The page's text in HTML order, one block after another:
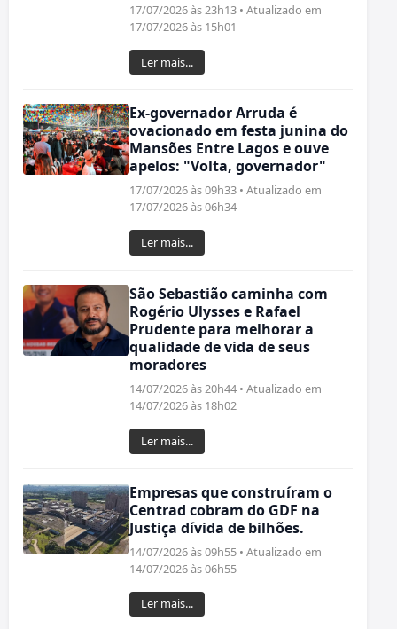
17/07/2026 às 23h13 • Atualizado em
17/07/2026 às 15h01
Ler mais...
Ex-governador Arruda é
ovacionado em festa junina do
Mansões Entre Lagos e ouve
apelos: "Volta, governador"
17/07/2026 às 09h33 • Atualizado em
17/07/2026 às 06h34
Ler mais...
São Sebastião caminha com
Rogério Ulysses e Rafael
Prudente para melhorar a
qualidade de vida de seus
moradores
14/07/2026 às 20h44 • Atualizado em
14/07/2026 às 18h02
Ler mais...
Empresas que construíram o
Centrad cobram do GDF na
Justiça dívida de bilhões.
14/07/2026 às 09h55 • Atualizado em
14/07/2026 às 06h55
Ler mais...